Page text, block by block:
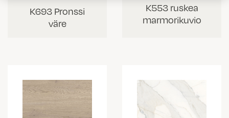
K693 Pronssi
väre
K553 ruskea
marmorikuvio